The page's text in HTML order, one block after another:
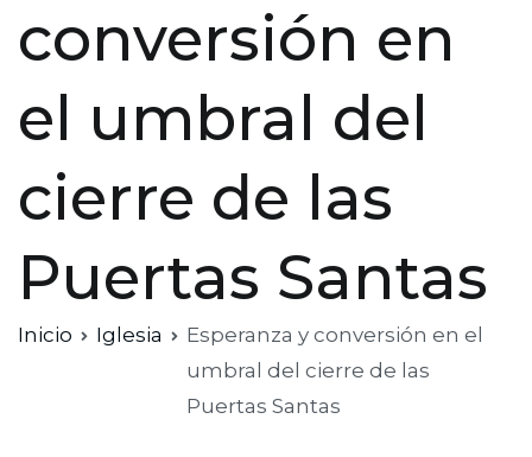
conversión en
el umbral del
cierre de las
Puertas Santas
Inicio Iglesia
Esperanza y conversión en el
umbral del cierre de las
Puertas Santas